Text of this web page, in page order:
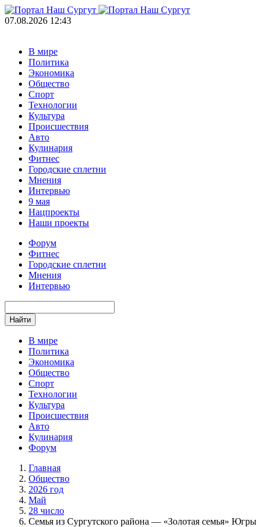
07.08.2026 12:43
В мире
Политика
Экономика
Общество
Спорт
Технологии
Культура
Происшествия
Авто
Кулинария
Фитнес
Городские сплетни
Мнения
Интервью
9 мая
Нацпроекты
Наши проекты
Форум
Фитнес
Городские сплетни
Мнения
Интервью
Найти
В мире
Политика
Экономика
Общество
Спорт
Технологии
Культура
Происшествия
Авто
Кулинария
Форум
Главная
Общество
2026 год
Май
28 число
Семья из Сургутского района — «Золотая семья» Югры